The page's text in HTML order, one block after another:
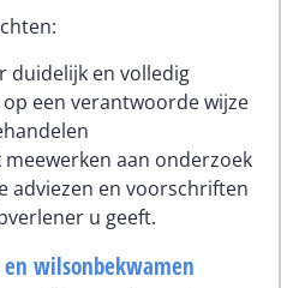
duidelijk en volledig
een verantwoorde wijze
aan onderzoek
adviezen en voorschriften
u geeft.
wilsonbekwamen